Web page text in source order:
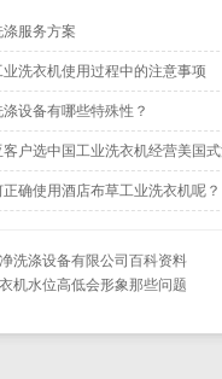
涤服务方案
洗衣机使用过程中的注意事项
设备有哪些特殊性？
户选中国工业洗衣机经营美国
确使用酒店布草工业洗衣机呢？
洗涤设备有限公司百科资料
机水位高低会形象那些问题